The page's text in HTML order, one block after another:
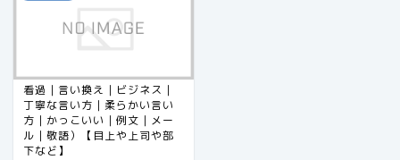
看過｜言い換え｜ビジネス｜
丁寧な言い方｜柔らかい言い
方｜かっこいい｜例文｜メー
ル｜敬語）【目上や上司や部
下など】